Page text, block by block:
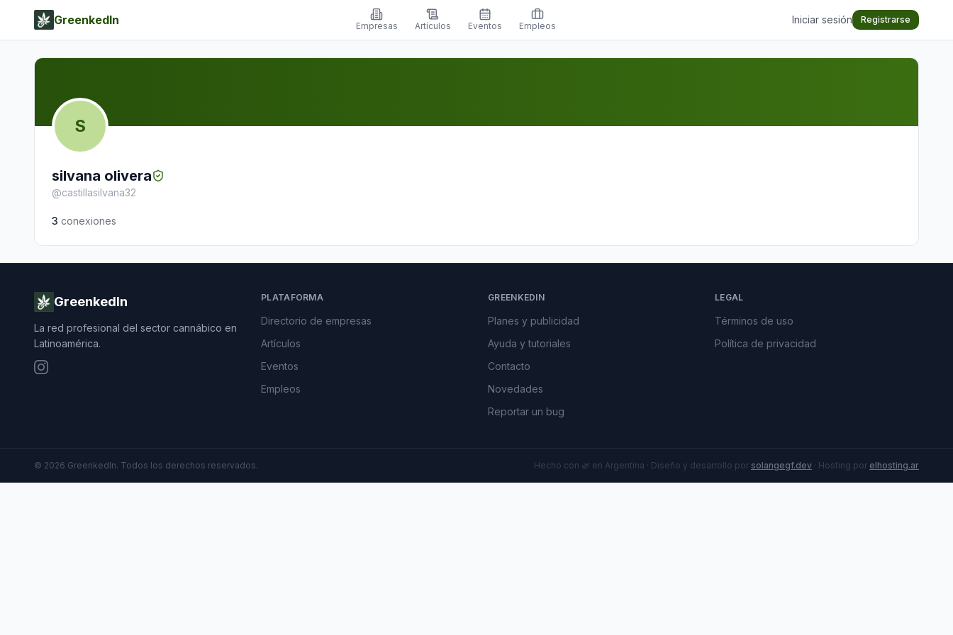
GreenkedIn Empresas Artículos Eventos Empleos
Iniciar sesión Registrarse
S
silvana olivera
@castillasilvana32
3 conexiones
GreenkedIn
La red profesional del sector cannábico en
Latinoamérica.
PLATAFORMA
Directorio de empresas
Artículos
Eventos
Empleos
GREENKEDIN
Planes y publicidad
Ayuda y tutoriales
Contacto
Novedades
Reportar un bug
LEGAL
Términos de uso
Política de privacidad
© 2026 GreenkedIn. Todos los derechos reservados. Hecho con 🌿 en Argentina · Diseño y desarrollo por solangegf.dev · Hosting por elhosting.ar